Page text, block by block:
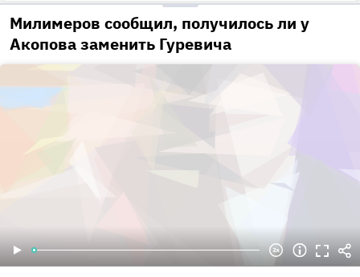
Милимеров сообщил, получилось ли у
Акопова заменить Гуревича